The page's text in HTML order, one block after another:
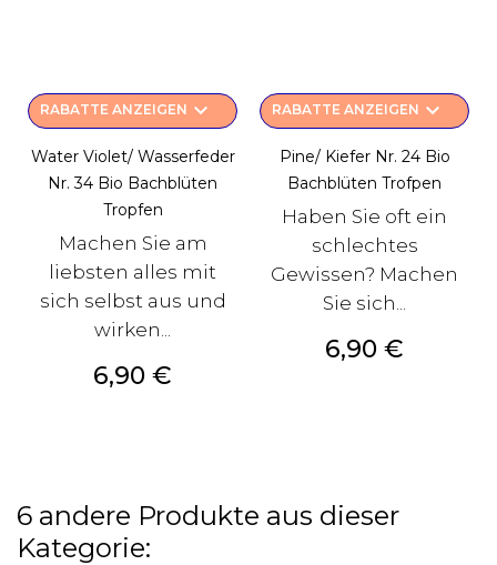
RABATTE ANZEIGEN keyboard_arrow_down
Water Violet/ Wasserfeder
Nr. 34 Bio Bachblüten
Tropfen
Machen Sie am
liebsten alles mit
sich selbst aus und
wirken...
Preis
6,90 €
RABATTE ANZEIGEN keyboard_arrow_down
Pine/ Kiefer Nr. 24 Bio
Bachblüten Trofpen
Haben Sie oft ein
schlechtes
Gewissen? Machen
Sie sich...
Preis
6,90 €
6 andere Produkte aus dieser
Kategorie: